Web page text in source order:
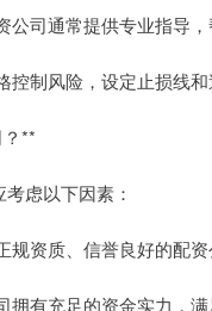
司通常提供专业指导，
制风险，设定止损线
**
虑以下因素：
资质、信誉良好的配资
有充足的资金实力，满